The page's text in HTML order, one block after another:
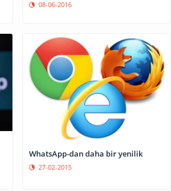
08-06-2016
WhatsApp-dan daha bir yenilik
27-02-2015